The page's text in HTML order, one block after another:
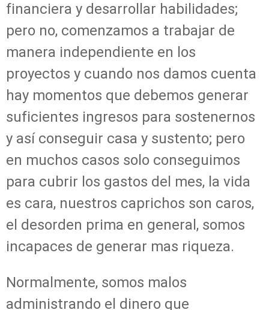
financiera y desarrollar habilidades;
pero no, comenzamos a trabajar de
manera independiente en los
proyectos y cuando nos damos cuenta
hay momentos que debemos generar
suficientes ingresos para sostenernos
y así conseguir casa y sustento; pero
en muchos casos solo conseguimos
para cubrir los gastos del mes, la vida
es cara, nuestros caprichos son caros,
el desorden prima en general, somos
incapaces de generar mas riqueza.
Normalmente, somos malos
administrando el dinero que